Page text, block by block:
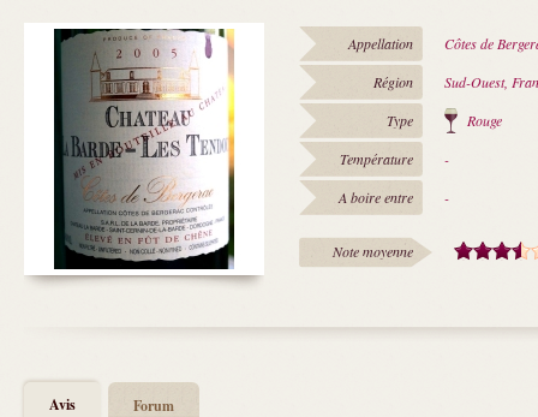
Appellation
Côtes de
Région
Sud-Ouest,
Type
Rouge
Température
-
A boire entre
-
Note moyenne
Avis Forum